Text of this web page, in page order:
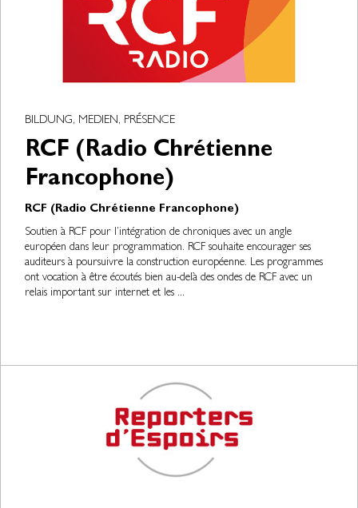
BILDUNG, MEDIEN, PRÉSENCE
RCF (Radio Chrétienne
Francophone)
RCF (Radio Chrétienne Francophone)
Soutien à RCF pour l’intégration de chroniques avec un angle
européen dans leur programmation. RCF souhaite encourager ses
auditeurs à poursuivre la construction européenne. Les programmes
ont vocation à être écoutés bien au-delà des ondes de RCF avec un
relais important sur internet et les ...